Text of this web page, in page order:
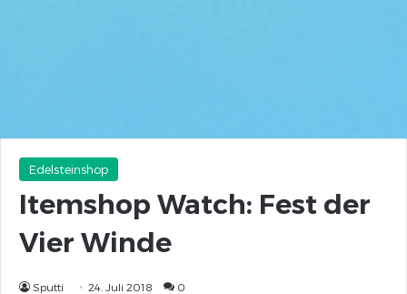
Edelsteinshop
Itemshop Watch: Fest der
Vier Winde
Sputti 24. Juli 2018 0